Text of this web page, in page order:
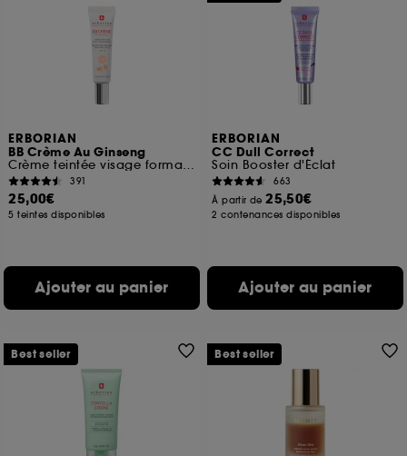
ERBORIAN
BB Crème Au Ginseng
Crème teintée visage format voyage
391
25,00€
5 teintes disponibles
Ajouter au panier
ERBORIAN
CC Dull Correct
Soin Booster d'Éclat
663
À partir de25,50€
2 contenances disponibles
Ajouter au panier
Best seller Best seller